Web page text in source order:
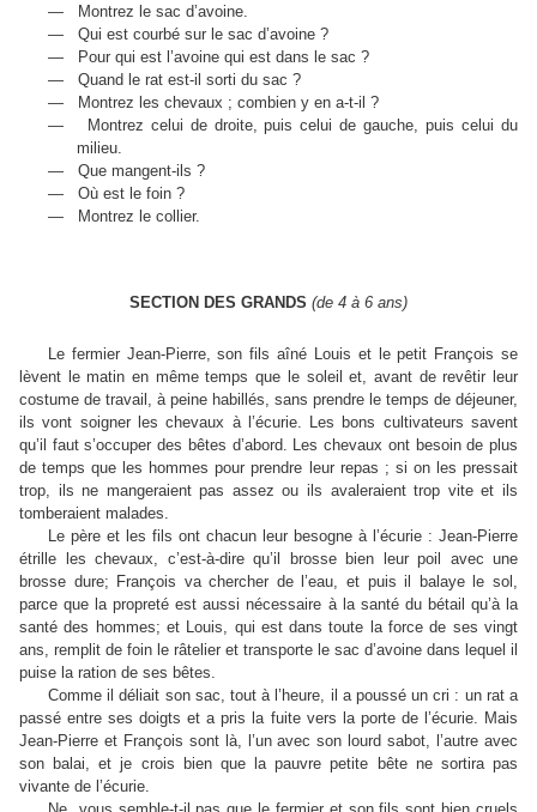
—
Montrez le sac d’avoine.
—
Qui est courbé sur le sac d’avoine ?
—
Pour qui est l’avoine qui est dans le sac ?
—
Quand le rat est-il sorti du sac ?
—
Montrez les chevaux ; combien y en a-t-il ?
—
Montrez celui de droite, puis celui de gauche, puis celui du
milieu.
—
Que mangent-ils ?
—
Où est le foin ?
—
Montrez le collier.
SECTION DES GRANDS (de 4 à 6 ans)
Le fermier Jean-Pierre, son fils aîné Louis et le petit François se
lèvent le matin en même temps que le soleil et, avant de revêtir leur
costume de travail, à peine habillés, sans prendre le temps de déjeuner,
ils vont soigner les chevaux à l’écurie. Les bons cultivateurs savent
qu’il faut s’occuper des bêtes d’abord. Les chevaux ont besoin de plus
de temps que les hommes pour prendre leur repas ; si on les pressait
trop, ils ne mangeraient pas assez ou ils avaleraient trop vite et ils
tomberaient malades.
Le père et les fils ont chacun leur besogne à l’écurie : Jean-Pierre
étrille les chevaux, c’est-à-dire qu’il brosse bien leur poil avec une
brosse dure; François va chercher de l’eau, et puis il balaye le sol,
parce que la propreté est aussi nécessaire à la santé du bétail qu’à la
santé des hommes; et Louis, qui est dans toute la force de ses vingt
ans, remplit de foin le râtelier et transporte le sac d’avoine dans lequel il
puise la ration de ses bêtes.
Comme il déliait son sac, tout à l’heure, il a poussé un cri : un rat a
passé entre ses doigts et a pris la fuite vers la porte de l’écurie. Mais
Jean-Pierre et François sont là, l’un avec son lourd sabot, l’autre avec
son balai, et je crois bien que la pauvre petite bête ne sortira pas
vivante de l’écurie.